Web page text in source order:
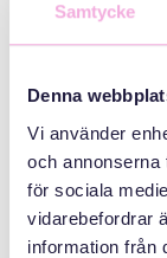
Samtycke
Denna
Vi använder
och annonserna
för sociala
vidarebefordrar
information från